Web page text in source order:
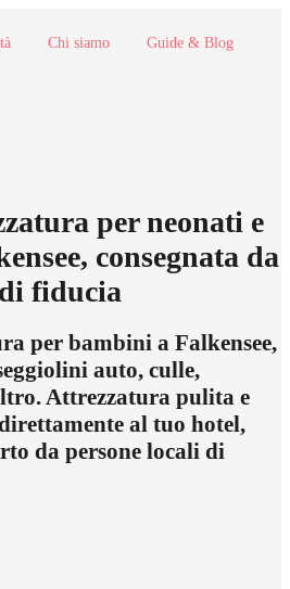
Chi siamo Guide & Blog
per neonati e
consegnata da
fiducia
per bambini a Falkensee,
auto, culle,
Attrezzatura pulita e
al tuo hotel,
da persone locali di